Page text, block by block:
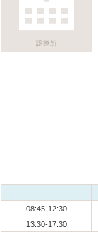
診療所
08:45-12:30
13:30-17:30